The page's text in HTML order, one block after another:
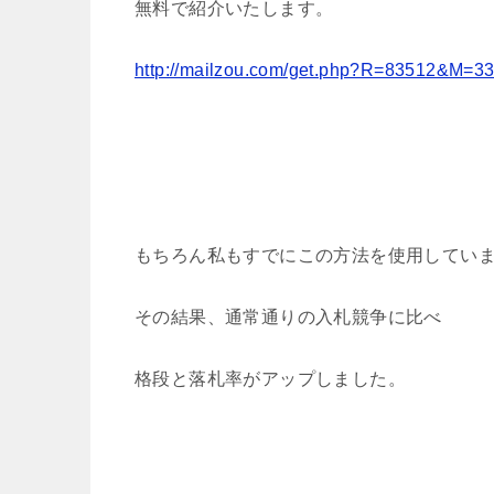
無料で紹介いたします。
http://mailzou.com/
もちろん私もすでにこの方法を使用していま
その結果、通常通りの入札競争に比べ
格段と落札率がアップしました。